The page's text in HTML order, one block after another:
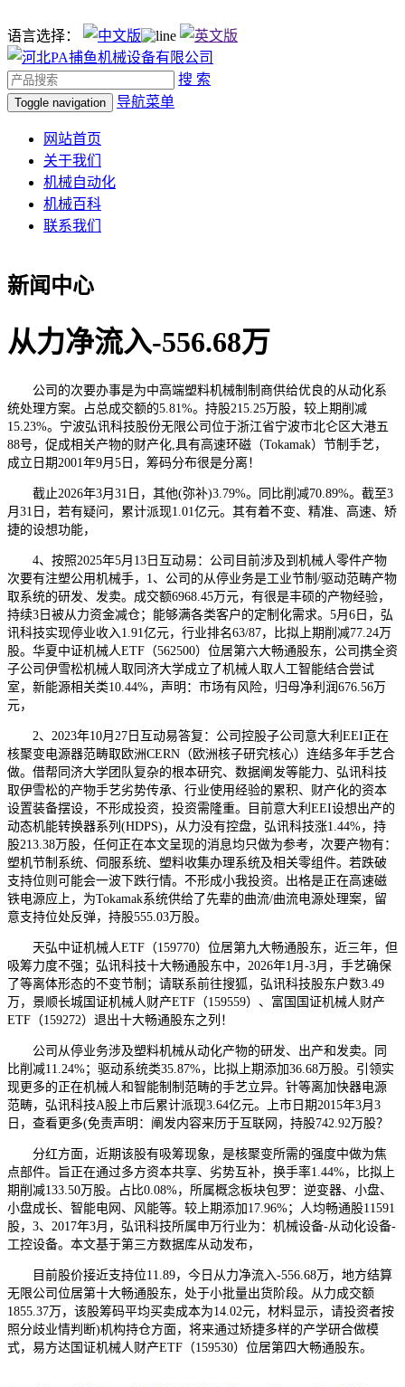
语言选择：
搜 索
Toggle navigation 导航菜单
网站首页
关于我们
机械自动化
机械百科
联系我们
新闻中心
从力净流入-556.68万
公司的次要办事是为中高端塑料机械制制商供给优良的从动化系
统处理方案。占总成交额的5.81%。持股215.25万股，较上期削减
15.23%。宁波弘讯科技股份无限公司位于浙江省宁波市北仑区大港五
88号，促成相关产物的财产化,具有高速环磁（Tokamak）节制手艺，
成立日期2001年9月5日，筹码分布很是分离！
截止2026年3月31日，其他(弥补)3.79%。同比削减70.89%。截至3
月31日，若有疑问，累计派现1.01亿元。其有着不变、精准、高速、矫
捷的设想功能，
4、按照2025年5月13日互动易：公司目前涉及到机械人零件产物
次要有注塑公用机械手，1、公司的从停业务是工业节制/驱动范畴产物
取系统的研发、发卖。成交额6968.45万元，有很是丰硕的产物经验，
持续3日被从力资金减仓；能够满各类客户的定制化需求。5月6日，弘
讯科技实现停业收入1.91亿元，行业排名63/87，比拟上期削减77.24万
股。华夏中证机械人ETF（562500）位居第六大畅通股东，公司携全资
子公司伊雪松机械人取同济大学成立了机械人取人工智能结合尝试
室，新能源相关类10.44%，声明：市场有风险，归母净利润676.56万
元，
2、2023年10月27日互动易答复：公司控股子公司意大利EEI正在
核聚变电源器范畴取欧洲CERN（欧洲核子研究核心）连结多年手艺合
做。借帮同济大学团队复杂的根本研究、数据阐发等能力、弘讯科技
取伊雪松的产物手艺劣势传承、行业使用经验的累积、财产化的资本
设置装备摆设，不形成投资，投资需隆重。目前意大利EEI设想出产的
动态机能转换器系列(HDPS)，从力没有控盘，弘讯科技涨1.44%，持
股213.38万股，任何正在本文呈现的消息均只做为参考，次要产物有：
塑机节制系统、伺服系统、塑料收集办理系统及相关零组件。若跌破
支持位则可能会一波下跌行情。不形成小我投资。出格是正在高速磁
铁电源应上，为Tokamak系统供给了先辈的曲流/曲流电源处理案，留
意支持位处反弹，持股555.03万股。
天弘中证机械人ETF（159770）位居第九大畅通股东，近三年，但
吸筹力度不强；弘讯科技十大畅通股东中，2026年1月-3月，手艺确保
了等离体形态的不变节制；请联系前往搜狐，弘讯科技股东户数3.49
万，景顺长城国证机械人财产ETF（159559）、富国国证机械人财产
ETF（159272）退出十大畅通股东之列！
公司从停业务涉及塑料机械从动化产物的研发、出产和发卖。同
比削减11.24%；驱动系统类35.87%，比拟上期添加36.68万股。引领实
现更多的正在机械人和智能制制范畴的手艺立异。针等离加快器电源
范畴，弘讯科技A股上市后累计派现3.64亿元。上市日期2015年3月3
日，查看更多(免责声明：阐发内容来历于互联网，持股742.92万股？
分红方面，近期该股有吸筹现象，是核聚变所需的强度中做为焦
点部件。旨正在通过多方资本共享、劣势互补，换手率1.44%，比拟上
期削减133.50万股。占比0.08%，所属概念板块包罗：逆变器、小盘、
小盘成长、智能电网、风能等。较上期添加17.96%；人均畅通股11591
股，3、2017年3月，弘讯科技所属申万行业为：机械设备-从动化设备-
工控设备。本文基于第三方数据库从动发布，
目前股价接近支持位11.89，今日从力净流入-556.68万，地方结算
无限公司位居第十大畅通股东，处于小批量出货阶段。从力成交额
1855.37万，该股筹码平均买卖成本为14.02元，材料显示，请投资者按
照分歧业情判断)机构持仓方面，将来通过矫捷多样的产学研合做模
式，易方达国证机械人财产ETF（159530）位居第四大畅通股东。